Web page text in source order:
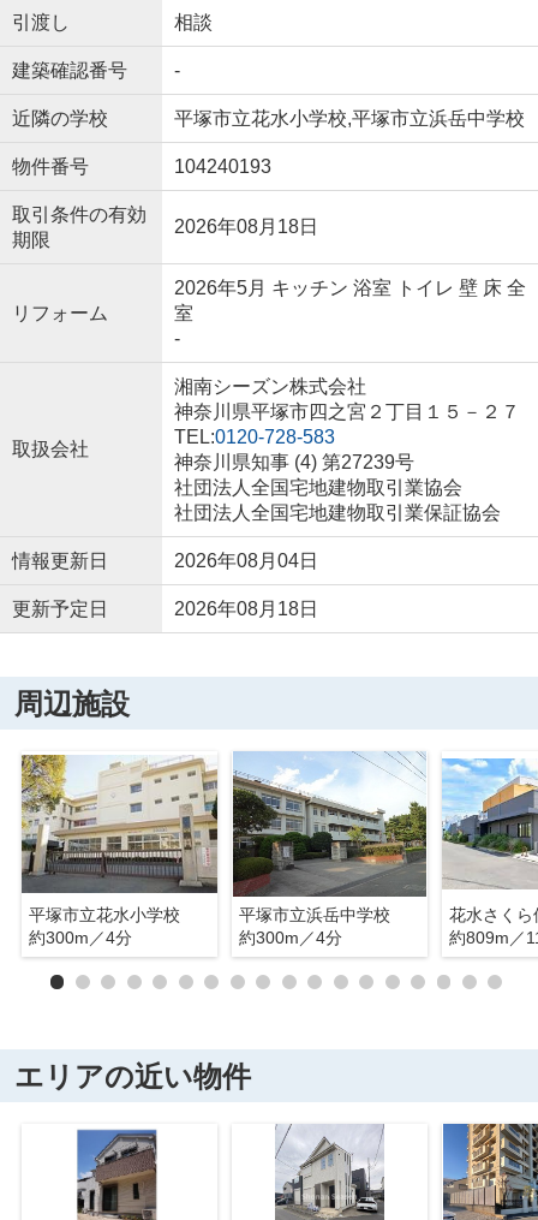
引渡し 相談
建築確認番号 -
近隣の学校 平塚市立花水小学校,平塚市立浜岳中学校
物件番号 104240193
取引条件の有効
期限
2026年08月18日
リフォーム
2026年5月 キッチン 浴室 トイレ 壁 床 全
室
-
取扱会社
湘南シーズン株式会社
神奈川県平塚市四之宮２丁目１５－２７
TEL:0120-728-583
神奈川県知事 (4) 第27239号
社団法人全国宅地建物取引業協会
社団法人全国宅地建物取引業保証協会
情報更新日 2026年08月04日
更新予定日 2026年08月18日
周辺施設
平塚市立花水小学校
約300m／4分
平塚市立浜岳中学校
約300m／4分
花水さくら
約809m／
エリアの近い物件